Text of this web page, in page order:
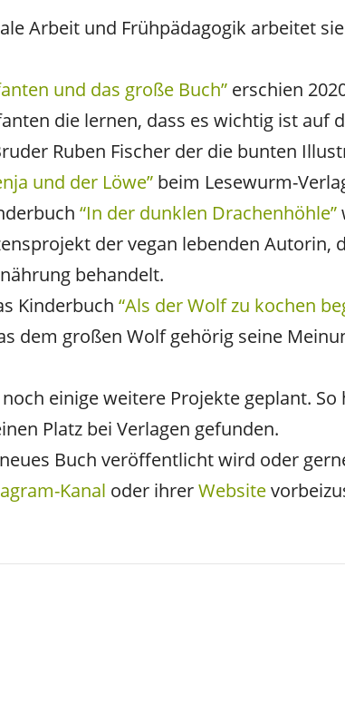
Arbeit und Frühpädagogik arbeitet
und das große Buch” erschien
die lernen, dass es wichtig ist auf
Ruben Fischer der die bunten
und der Löwe” beim Lesewurm-
“In der dunklen Drachenhöhle”
der vegan lebenden Autorin,
behandelt.
Kinderbuch“Als der Wolf zu kochen
dem großen Wolf gehörig seine
einige weitere Projekte geplant.
Platz bei Verlagen gefunden.
Buch veröffentlicht wird oder
Kanal oder ihrerWebsite